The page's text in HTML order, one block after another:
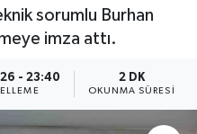
sorumlu Burhan
imza attı.
- 23:40 2 DK
OKUNMA SÜRESI